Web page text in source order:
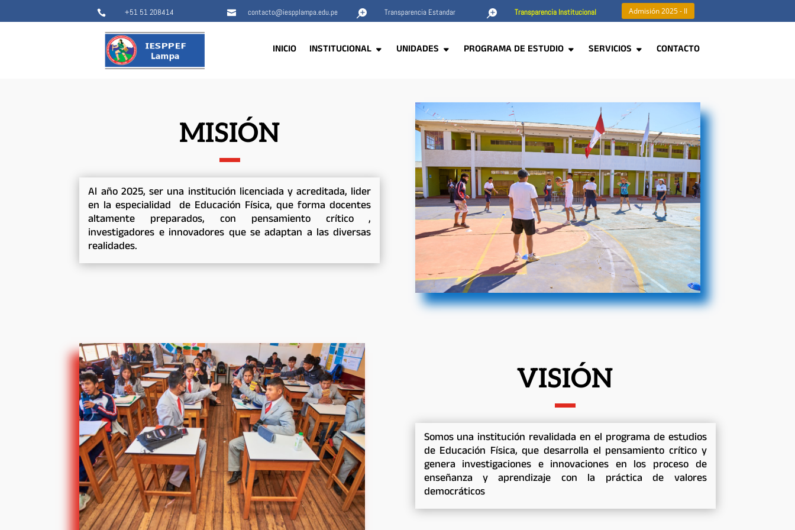
 +51 51 208414  contacto@iespplampa.edu.pe  Transparencia Estandar  Transparencia Institucional Admisión 2025 - II
INICIO INSTITUCIONAL UNIDADES PROGRAMA DE ESTUDIO SERVICIOS CONTACTO
MISIÓN
Al año 2025, ser una institución licenciada y acreditada, lider
en la especialidad de Educación Física, que forma docentes
altamente preparados, con pensamiento crítico ,
investigadores e innovadores que se adaptan a las diversas
realidades.
VISIÓN
Somos una institución revalidada en el programa de estudios
de Educación Física, que desarrolla el pensamiento crítico y
genera investigaciones e innovaciones en los proceso de
enseñanza y aprendizaje con la práctica de valores
democráticos